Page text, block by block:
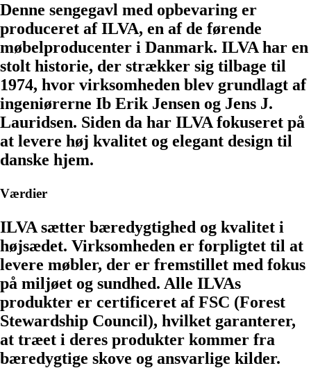
Denne sengegavl med opbevaring er
produceret af ILVA, en af de førende
møbelproducenter i Danmark. ILVA har en
stolt historie, der strækker sig tilbage til
1974, hvor virksomheden blev grundlagt af
ingeniørerne Ib Erik Jensen og Jens J.
Lauridsen. Siden da har ILVA fokuseret på
at levere høj kvalitet og elegant design til
danske hjem.
Værdier
ILVA sætter bæredygtighed og kvalitet i
højsædet. Virksomheden er forpligtet til at
levere møbler, der er fremstillet med fokus
på miljøet og sundhed. Alle ILVAs
produkter er certificeret af FSC (Forest
Stewardship Council), hvilket garanterer,
at træet i deres produkter kommer fra
bæredygtige skove og ansvarlige kilder.